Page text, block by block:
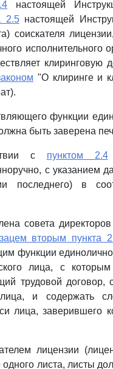
настоящей
2.5настоящей
соискателя
исполнительного
клиринговую
"О клиринге и
функции
быть заверена
с пунктом 2.4
с указанием
последнего) в
совета
вторым пункта
функции
лица, с которым
трудовой
и содержать
лица, заверившего
лицензии
листа, листы